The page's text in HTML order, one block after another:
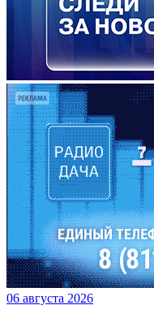
06 августа 2026